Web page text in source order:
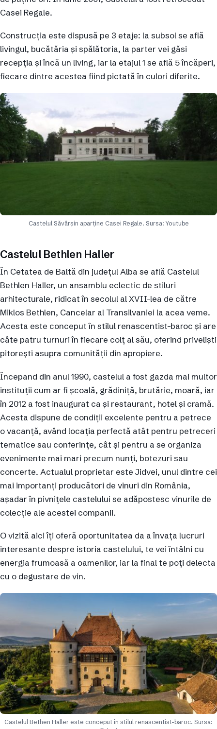
Casei Regale.
Construcția este dispusă pe 3 etaje: la subsol se află
livingul, bucătăria și spălătoria, la parter vei găsi
recepția și încă un living, iar la etajul 1 se află 5 încăperi,
fiecare dintre acestea fiind pictată în culori diferite.
Castelul Săvârșin aparține Casei Regale. Sursa: Youtube
Castelul Bethlen Haller
În Cetatea de Baltă din județul Alba se află Castelul
Bethlen Haller, un ansamblu eclectic de stiluri
arhitecturale, ridicat în secolul al XVII-lea de către
Miklos Bethlen, Cancelar al Transilvaniei la acea veme.
Acesta este conceput în stilul renascentist-baroc și are
câte patru turnuri în fiecare colț al său, oferind priveliști
pitorești asupra comunității din apropiere.
Începand din anul 1990, castelul a fost gazda mai multor
instituții cum ar fi școală, grădiniță, brutărie, moară, iar
în 2012 a fost inaugurat ca și restaurant, hotel și cramă.
Acesta dispune de condiții excelente pentru a petrece
o vacanță, având locația perfectă atât pentru petreceri
tematice sau conferințe, cât și pentru a se organiza
evenimente mai mari precum nunți, botezuri sau
concerte. Actualul proprietar este Jidvei, unul dintre cei
mai importanți producători de vinuri din România,
așadar în pivnițele castelului se adăpostesc vinurile de
colecție ale acestei companii.
O vizită aici îți oferă oportunitatea da a învața lucruri
interesante despre istoria castelului, te vei întâlni cu
energia frumoasă a oamenilor, iar la final te poți delecta
cu o degustare de vin.
Castelul Bethen Haller este conceput în stilul renascentist-baroc. Sursa: